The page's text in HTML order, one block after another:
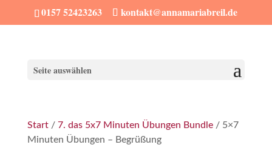
0157 52423263 kontakt@annamariabreil.de
Seite auswählen
Start/ 7. das 5x7 Minuten Übungen Bundle/ 5×7
Minuten Übungen – Begrüßung